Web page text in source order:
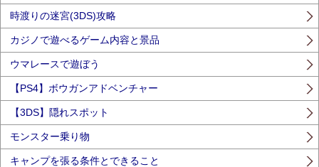
時渡りの迷宮(3DS)攻略
カジノで遊べるゲーム内容と景品
ウマレースで遊ぼう
【PS4】ボウガンアドベンチャー
【3DS】隠れスポット
モンスター乗り物
キャンプを張る条件とできること